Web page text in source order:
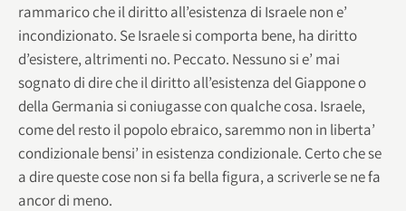
rammarico che il diritto all’esistenza di Israele non e’
incondizionato. Se Israele si comporta bene, ha diritto
d’esistere, altrimenti no. Peccato. Nessuno si e’ mai
sognato di dire che il diritto all’esistenza del Giappone o
della Germania si coniugasse con qualche cosa. Israele,
come del resto il popolo ebraico, saremmo non in liberta’
condizionale bensi’ in esistenza condizionale. Certo che se
a dire queste cose non si fa bella figura, a scriverle se ne fa
ancor di meno.